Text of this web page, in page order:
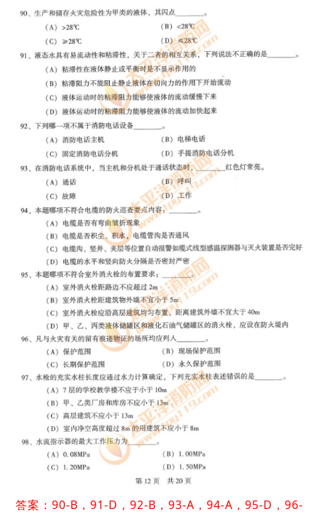
答案：90-B，91-D，92-B，93-A，94-A，95-D，96-